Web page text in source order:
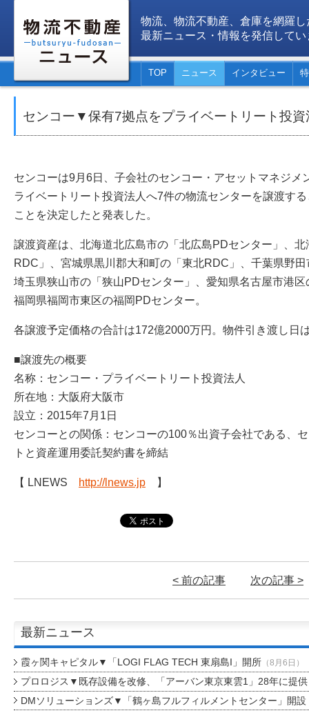
物流、物流不動産、倉庫を網羅し
最新ニュース・情報を発信してい
TOP ニュース インタビュー
センコー▼保有7拠点をプライベートリート投
センコーは9月6日、子会社のセンコー・アセットマネジメ
ライベートリート投資法人へ7件の物流センターを譲渡す
ことを決定したと発表した。
譲渡資産は、北海道北広島市の「北広島PDセンター」、
RDC」、宮城県黒川郡大和町の「東北RDC」、千葉県野
埼玉県狭山市の「狭山PDセンター」、愛知県名古屋市港
福岡県福岡市東区の福岡PDセンター。
各譲渡予定価格の合計は172億2000万円。物件引き渡し日
■譲渡先の概要
名称：センコー・プライベートリート投資法人
所在地：大阪府大阪市
設立：2015年7月1日
センコーとの関係：センコーの100％出資子会社である、
トと資産運用委託契約書を締結
【 LNEWS http://lnews.jp 】
< 前の記事 次の記事 >
最新ニュース
霞ヶ関キャピタル▼「LOGI FLAG TECH 東扇島I」開所（8月6日）
プロロジス▼既存設備を改修、「アーバン東京東雲1」28年に提供
DMソリューションズ▼「鶴ヶ島フルフィルメントセンター」開設